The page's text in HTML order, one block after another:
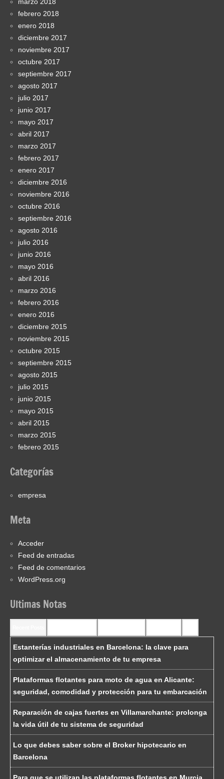
febrero 2018
enero 2018
diciembre 2017
noviembre 2017
octubre 2017
septiembre 2017
agosto 2017
julio 2017
junio 2017
mayo 2017
abril 2017
marzo 2017
febrero 2017
enero 2017
diciembre 2016
noviembre 2016
octubre 2016
septiembre 2016
agosto 2016
julio 2016
junio 2016
mayo 2016
abril 2016
marzo 2016
febrero 2016
enero 2016
diciembre 2015
noviembre 2015
octubre 2015
septiembre 2015
agosto 2015
julio 2015
junio 2015
mayo 2015
abril 2015
marzo 2015
febrero 2015
Categorías
empresa
Meta
Acceder
Feed de entradas
Feed de comentarios
WordPress.org
Ultimas Notas
Estanterías industriales en Barcelona: la clave para
optimizar el almacenamiento de tu empresa
Plataformas flotantes para moto de agua en Alicante:
seguridad, comodidad y protección para tu embarcación
Reparación de cajas fuertes en Villamarchante: prolonga
la vida útil de tu sistema de seguridad
Lo que debes saber sobre el Broker hipotecario en
Barcelona
Para que se utilizan las plataformas flotantes en Murcia